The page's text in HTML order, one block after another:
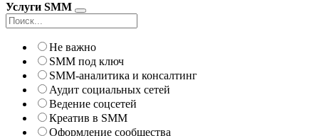
Услуги SMM
Не важно
SMM под ключ
SMM-аналитика и консалтинг
Аудит социальных сетей
Ведение соцсетей
Креатив в SMM
Оформление сообщества